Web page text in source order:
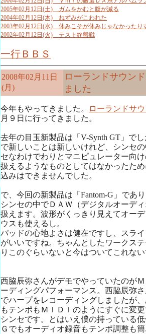
2005年02月12日(土) ガムをかむと腹が減る
2004年02月12日(木) ねずみがこわれた
2003年02月12日(水) 休みこそが休みじゃなかったり
2002年02月12日(火) テスト終盤戦
一行ＢＢＳ
2008年02月11日
(月)
ローランドサウン
ました
今年もやってきました。
ローランドサ
月９日に行ってきました。
去年の目玉新製品は「V-Synth GT」で
で新しいことは新しいけれど、シンセ
セなわけでわりとマニピュレーター向
扱えるようなものとしてはなかったた
込みはできませんでした。
で、今回の新製品は「Fantom-G」であ
シンセの中でＤＡＷ（デジタルオーデ
扱えます。波形がくっきり見えてオー
ウスも使えるし。
パッドの心地よさは健在ですし、スラ
がいいですね。ちゃんとしたワークス
りこのぐらいないと今はついてこれな
西脇辰弥さんがデモでやっていたのが
ーディングパフォーマンス。西脇辰弥
でハープをレコーディングしましたが
もテンポもＭＩＤＩのようにすぐに変
シンセです。とはいえ僕の持っている
Ｇでもオーディオ録音もテンポ調整も